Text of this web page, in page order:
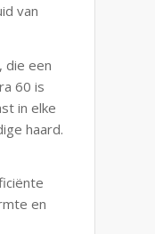
van
die een
60 is
in elke
haard.
en